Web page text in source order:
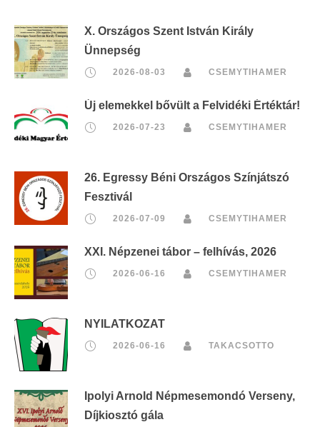
X. Országos Szent István Király
Ünnepség
2026-08-03 CSEMYTIHAMER
Új elemekkel bővült a Felvidéki Értéktár!
2026-07-23 CSEMYTIHAMER
26. Egressy Béni Országos Színjátszó
Fesztivál
2026-07-09 CSEMYTIHAMER
XXI. Népzenei tábor – felhívás, 2026
2026-06-16 CSEMYTIHAMER
NYILATKOZAT
2026-06-16 TAKACSOTTO
Ipolyi Arnold Népmesemondó Verseny,
Díjkiosztó gála